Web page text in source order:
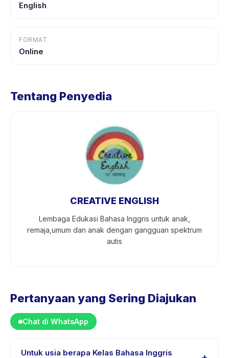
English
FORMAT
Online
Tentang Penyedia
CREATIVE ENGLISH
Lembaga Edukasi Bahasa Inggris untuk anak,
remaja,umum dan anak dengan gangguan spektrum
autis
Pertanyaan yang Sering Diajukan
Chat di WhatsApp
Untuk usia berapa Kelas Bahasa Inggris